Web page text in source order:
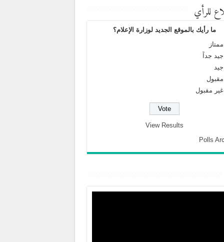
للرأي
ما رأيك بالموقع الجديد لوزارة الإعلام؟
ممتاز
جيد جداً
جيد
مقبول
غير مقبول
View Results
Polls